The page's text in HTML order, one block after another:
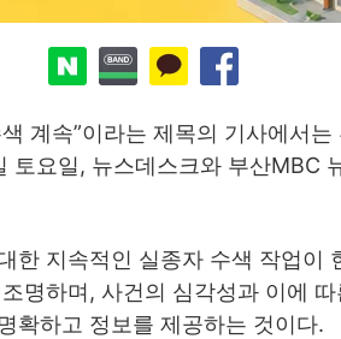
계속”이라는 제목의 기사에서
요일, 뉴스데스크와 부산MBC
한 지속적인 실종자 수색 작업이
명하며, 사건의 심각성과 이에
확하고 정보를 제공하는 것이다.